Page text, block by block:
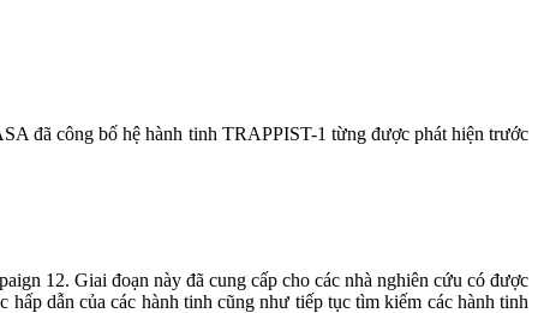
đã công bố hệ hành tinh TRAPPIST-1 từng được phát hiện trước
12. Giai đoạn này đã cung cấp cho các nhà nghiên cứu có được
dẫn của các hành tinh cũng như tiếp tục tìm kiếm các hành tinh